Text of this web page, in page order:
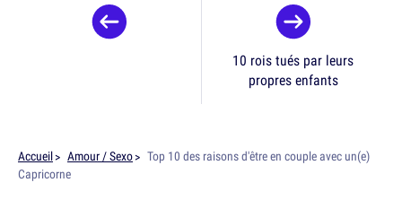
10 rois tués par leurs
propres enfants
Accueil Amour / Sexo
Top 10 des raisons d'être en couple avec un(e)
Capricorne